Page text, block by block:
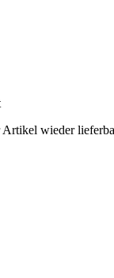
Artikel wieder